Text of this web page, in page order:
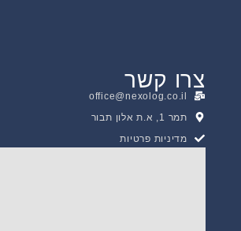
צרו קשר
office@nexolog.co.il
תמר 1, א.ת אלון תבור
מדיניות פרטיות